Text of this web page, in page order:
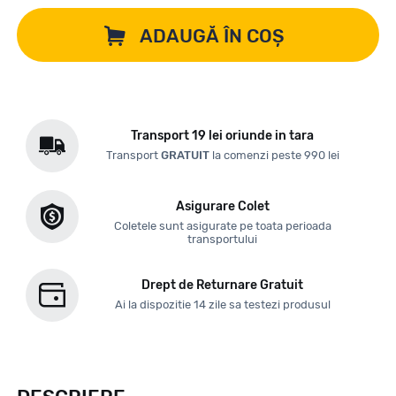
ADAUGĂ ÎN COȘ
Transport 19 lei oriunde in tara
Transport GRATUITla comenzi peste 990 lei
Asigurare Colet
Coletele sunt asigurate pe toata perioada
transportului
Drept de Returnare Gratuit
Ai la dispozitie 14 zile sa testezi produsul